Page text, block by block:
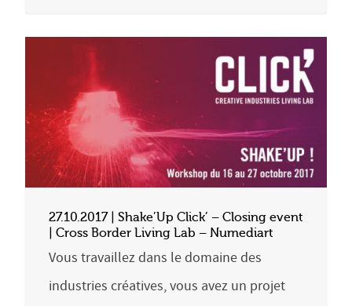
27.10.2017 | Shake’Up Click’ – Closing event
| Cross Border Living Lab – Numediart
Vous travaillez dans le domaine des
industries créatives, vous avez un projet